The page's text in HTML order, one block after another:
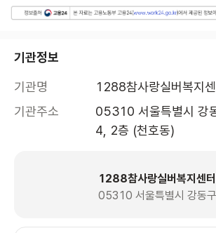
기관정보
기관명
1288참사랑실버복지
기관주소
05310 서울특별시 강
4, 2층 (천호동)
1288참사랑실버복지센터
05310 서울특별시 강동구